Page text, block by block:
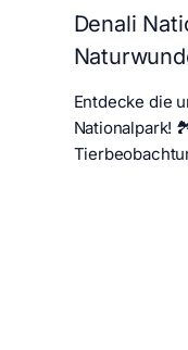
Denali
Entdecke die
Nationalpark!